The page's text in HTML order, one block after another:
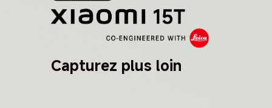
Assistance
À PROPOS DE NOUS
Capturez plus loin